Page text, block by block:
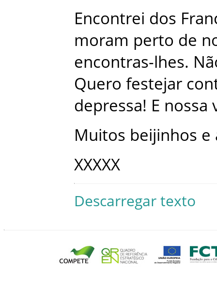
Encontrei dos
moram perto de
encontras-lhes.
Quero festejar
depressa! E nossa
Muitos beijinhos e
XXXXX
Descarregar texto